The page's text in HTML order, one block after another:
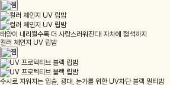
태양이 내리쬘수록 더 사랑스러워진다! 자차에 혈색까지
컬러 체인지 UV 립밤
수시로 지워지는 입술, 광대, 눈가를 위한 UV차단 블랙 멀티밤